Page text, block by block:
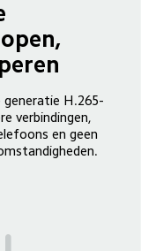
generatie H.265-
verbindingen,
en geen